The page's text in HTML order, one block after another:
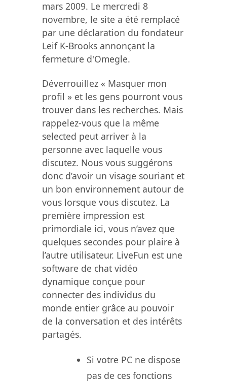
mars 2009. Le mercredi 8
novembre, le site a été remplacé
par une déclaration du fondateur
Leif K-Brooks annonçant la
fermeture d'Omegle.
Déverrouillez « Masquer mon
profil » et les gens pourront vous
trouver dans les recherches. Mais
rappelez-vous que la même
selected peut arriver à la
personne avec laquelle vous
discutez. Nous vous suggérons
donc d’avoir un visage souriant et
un bon environnement autour de
vous lorsque vous discutez. La
première impression est
primordiale ici, vous n’avez que
quelques secondes pour plaire à
l’autre utilisateur. LiveFun est une
software de chat vidéo
dynamique conçue pour
connecter des individus du
monde entier grâce au pouvoir
de la conversation et des intérêts
partagés.
Si votre PC ne dispose
pas de ces fonctions